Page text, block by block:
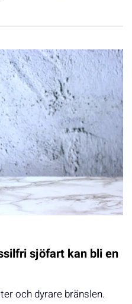
sjöfart kan bli en
och dyrare bränslen.